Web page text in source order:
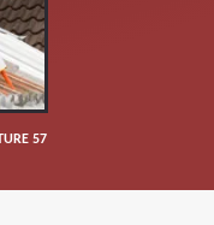
57